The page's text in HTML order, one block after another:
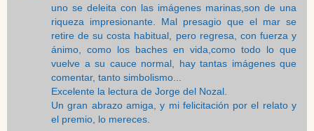
uno se deleita con las imágenes marinas,son de una
riqueza impresionante. Mal presagio que el mar se
retire de su costa habitual, pero regresa, con fuerza y
ánimo, como los baches en vida,como todo lo que
vuelve a su cauce normal, hay tantas imágenes que
comentar, tanto simbolismo...
Excelente la lectura de Jorge del Nozal.
Un gran abrazo amiga, y mi felicitación por el relato y
el premio, lo mereces.